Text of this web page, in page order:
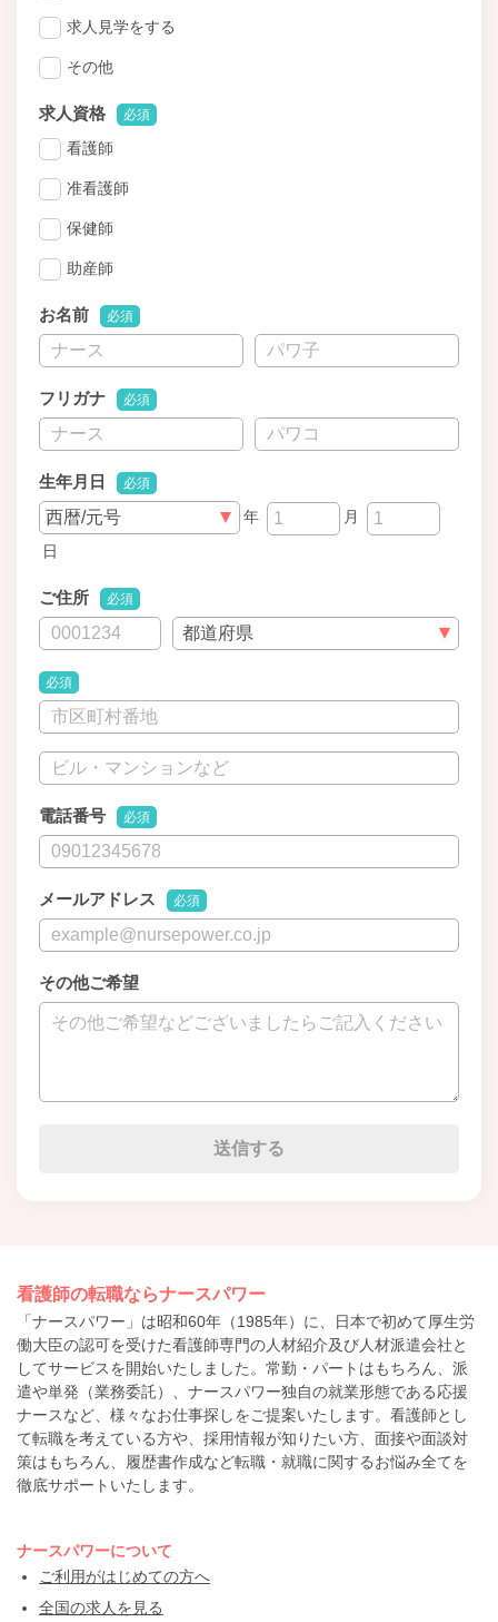
求人見学をする
その他
求人資格 必須
看護師
准看護師
保健師
助産師
お名前 必須
フリガナ 必須
生年月日 必須
年
月
日
ご住所 必須
必須
電話番号 必須
メールアドレス 必須
その他ご希望
看護師の転職ならナースパワー
「ナースパワー」は昭和60年（1985年）に、日本で初めて厚生労
働大臣の認可を受けた看護師専門の人材紹介及び人材派遣会社と
してサービスを開始いたしました。常勤・パートはもちろん、派
遣や単発（業務委託）、ナースパワー独自の就業形態である応援
ナースなど、様々なお仕事探しをご提案いたします。看護師とし
て転職を考えている方や、採用情報が知りたい方、面接や面談対
策はもちろん、履歴書作成など転職・就職に関するお悩み全てを
徹底サポートいたします。
ナースパワーについて
ご利用がはじめての方へ
全国の求人を見る